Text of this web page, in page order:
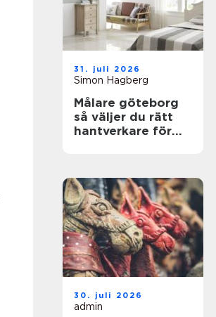
31. juli 2026
Simon Hagberg
Målare göteborg
så väljer du rätt
hantverkare för
30. juli 2026
admin